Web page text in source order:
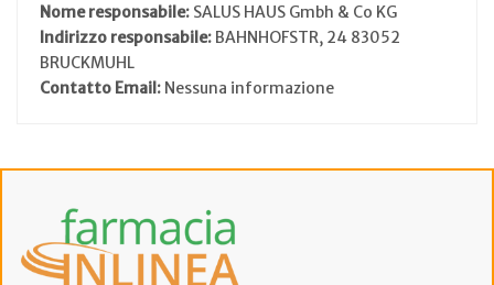
Nome responsabile: SALUS HAUS Gmbh & Co KG
Indirizzo responsabile: BAHNHOFSTR, 24 83052
BRUCKMUHL
Contatto Email: Nessuna informazione